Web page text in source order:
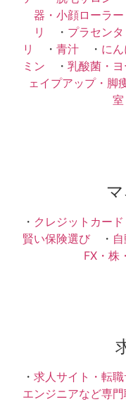
器・小顔ローラー
リ
・ プラセンタ
リ
・ 青汁 ・ にん
ミン ・ 乳酸菌・ヨ
ェイプアップ・脚
室
・ クレジットカード
賢い保険選び ・
FX・株
・ 求人サイト・転
エンジニアなど専門